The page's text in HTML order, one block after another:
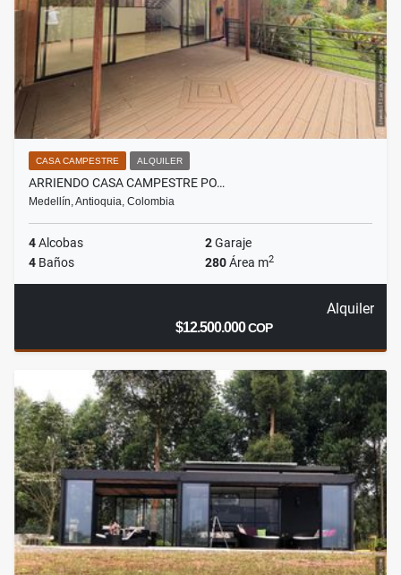
CASA CAMPESTRE ALQUILER
ARRIENDO CASA CAMPESTRE PO…
Medellín, Antioquia, Colombia
4Alcobas 2Garaje
4 Baños 280Área m2
Alquiler
$12.500.000COP